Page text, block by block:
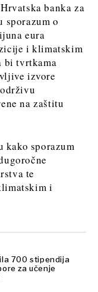
banka za
sporazum o
eura
i klimatskim
bi tvrtkama
izvore
na zaštitu
sporazum
te
i
700 stipendija
za učenje